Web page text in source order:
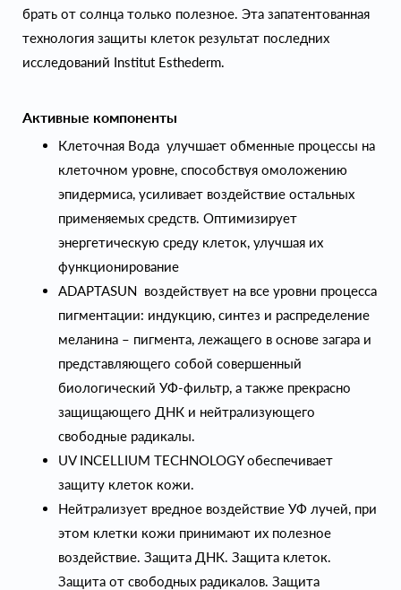
брать от солнца только полезное. Эта запатентованная
технология защиты клеток результат последних
исследований Institut Esthederm.
Активные компоненты
Клеточная Вода улучшает обменные процессы на
клеточном уровне, способствуя омоложению
эпидермиса, усиливает воздействие остальных
применяемых средств. Оптимизирует
энергетическую среду клеток, улучшая их
функционирование
ADAPTASUN воздействует на все уровни процесса
пигментации: индукцию, синтез и распределение
меланина – пигмента, лежащего в основе загара и
представляющего собой совершенный
биологический УФ-фильтр, а также прекрасно
защищающего ДНК и нейтрализующего
свободные радикалы.
UV INCELLIUM TECHNOLOGY обеспечивает
защиту клеток кожи.
Нейтрализует вредное воздействие УФ лучей, при
этом клетки кожи принимают их полезное
воздействие. Защита ДНК. Защита клеток.
Защита от свободных радикалов. Защита